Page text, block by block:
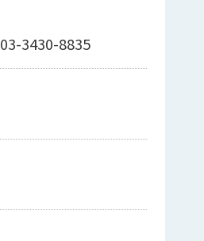
03-3430-8835